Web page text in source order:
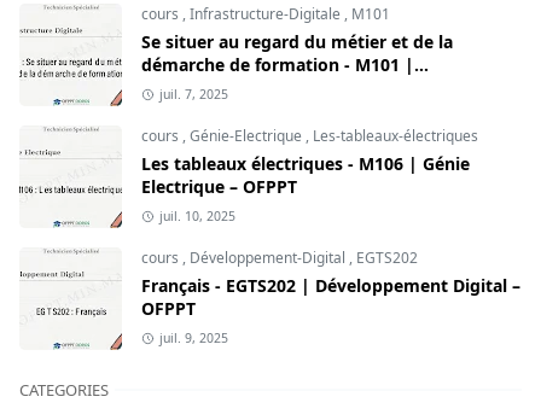
cours ,Infrastructure-Digitale , M101
Se situer au regard du métier et de la
démarche de formation - M101 |
Infrastructure Digitale – OFPPT
juil. 7, 2025
cours ,Génie-Electrique , Les-tableaux-électriques
Les tableaux électriques - M106 | Génie
Electrique – OFPPT
juil. 10, 2025
cours , Développement-Digital , EGTS202
Français - EGTS202 | Développement Digital –
OFPPT
juil. 9, 2025
CATEGORIES